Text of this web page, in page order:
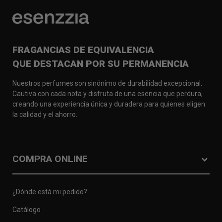
FRAGANCIAS DE EQUIVALENCIA
QUE DESTACAN POR SU PERMANENCIA
Nuestros perfumes son sinónimo de durabilidad excepcional.
Cautiva con cada nota y disfruta de una esencia que perdura,
creando una experiencia única y duradera para quienes eligen
la calidad y el ahorro.
COMPRA ONLINE
¿Dónde está mi pedido?
Catálogo